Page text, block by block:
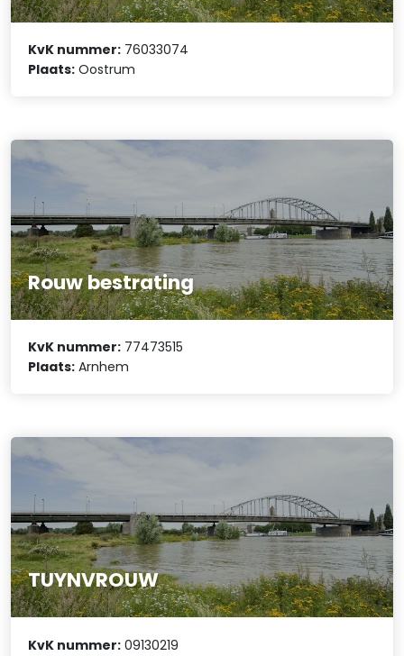
KvK nummer: 76033074
Plaats: Oostrum
Rouw bestrating
KvK nummer: 77473515
Plaats: Arnhem
TUYNVROUW
KvK nummer: 09130219